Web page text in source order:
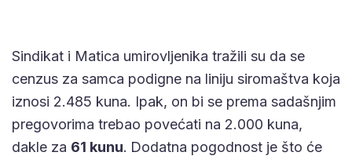
Sindikat i Matica umirovljenika tražili su da se
cenzus za samca podigne na liniju siromaštva koja
iznosi 2.485 kuna. Ipak, on bi se prema sadašnjim
pregovorima trebao povećati na 2.000 kuna,
dakle za 61 kunu. Dodatna pogodnost je što će